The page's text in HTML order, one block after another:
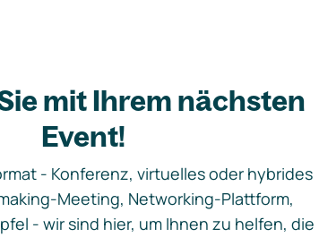
mit Ihrem nächsten
Event!
- Konferenz, virtuelles oder hybrides
Meeting, Networking-Plattform,
- wir sind hier, um Ihnen zu helfen, die